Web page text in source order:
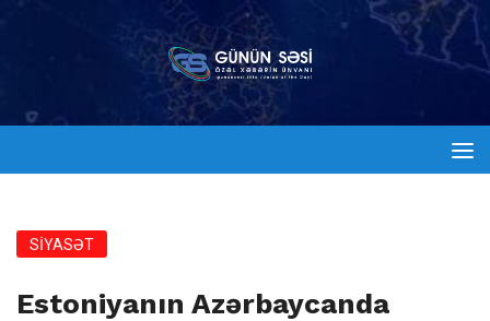
SİYASƏT
Estoniyanın Azərbaycanda